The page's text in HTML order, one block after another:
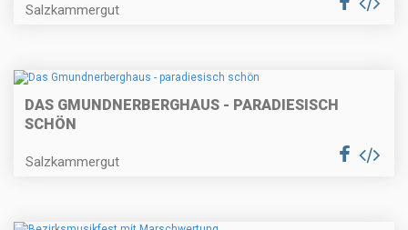
Salzkammergut
DAS GMUNDNERBERGHAUS - PARADIESISCH
SCHÖN
Salzkammergut